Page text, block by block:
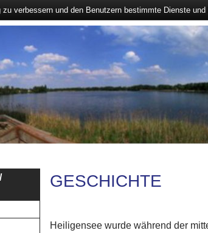
GESCHICHTE
Heiligensee wurde während der
verbessern und den Benutzern bestimmte Dienste